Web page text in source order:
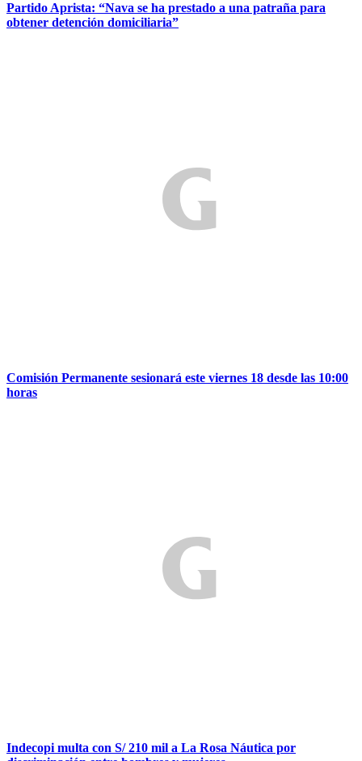
Partido Aprista: “Nava se ha prestado a una patraña para
obtener detención domiciliaria”
Comisión Permanente sesionará este viernes 18 desde las 10:00
horas
Indecopi multa con S/ 210 mil a La Rosa Náutica por